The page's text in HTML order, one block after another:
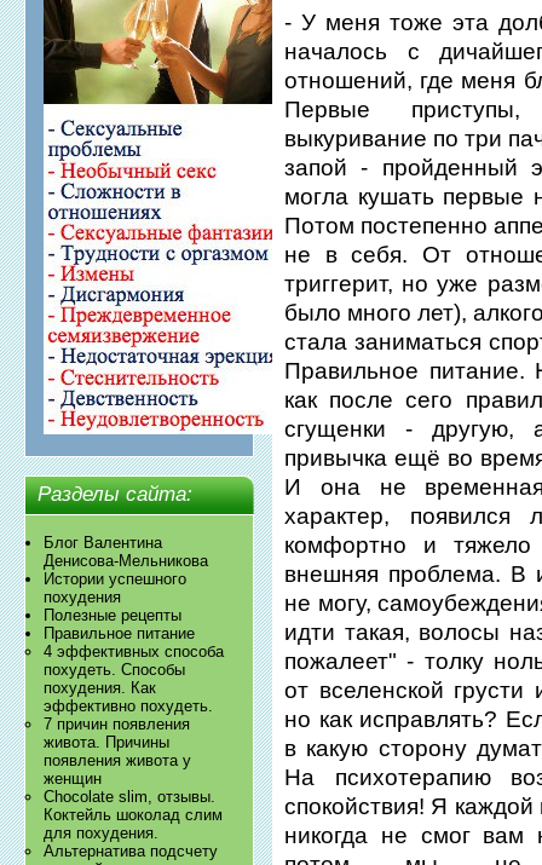
Разделы сайта:
Блог Валентина
Денисова-Мельникова
Истории успешного
похудения
Полезные рецепты
Правильное питание
4 эффективных способа
похудеть. Способы
похудения. Как
эффективно похудеть.
7 причин появления
живота. Причины
появления живота у
женщин
Chocolate slim, отзывы.
Коктейль шоколад слим
для похудения.
Альтернатива подсчету
- У меня тоже эта
началось с
отношений, где меня
Первые
выкуривание по три
запой - пройденный
могла кушать первые
Потом постепенно
не в себя. От
триггерит, но уже
было много лет),
стала заниматься
Правильное питание.
как после сего
сгущенки - другую,
привычка ещё во
И она не
характер,
комфортно и
внешняя проблема. В
не могу,
идти такая, волосы
пожалеет" - толку
от вселенской
но как исправлять?
в какую сторону
На психотерапию
спокойствия! Я
никогда не смог вам